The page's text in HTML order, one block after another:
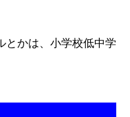
かは、小学校低中学